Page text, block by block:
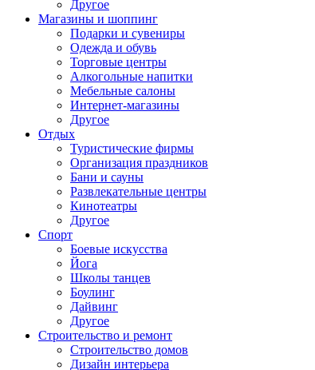
Другое
Магазины и шоппинг
Подарки и сувениры
Одежда и обувь
Торговые центры
Алкогольные напитки
Мебельные салоны
Интернет-магазины
Другое
Отдых
Туристические фирмы
Организация праздников
Бани и сауны
Развлекательные центры
Кинотеатры
Другое
Спорт
Боевые искусства
Йога
Школы танцев
Боулинг
Дайвинг
Другое
Строительство и ремонт
Строительство домов
Дизайн интерьера